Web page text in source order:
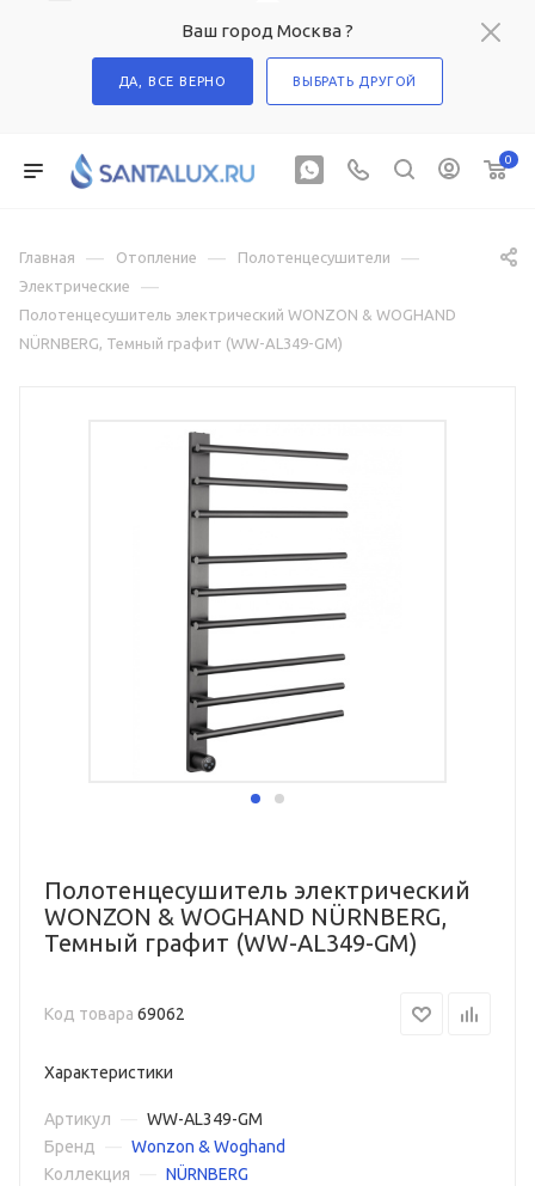
Ваш город Москва ?
ДА, ВСЕ ВЕРНО ВЫБРАТЬ ДРУГОЙ
0
Главная — Отопление — Полотенцесушители —
Электрические —
Полотенцесушитель электрический WONZON & WOGHAND
NÜRNBERG, Темный графит (WW-AL349-GM)
Полотенцесушитель электрический
WONZON & WOGHAND NÜRNBERG,
Темный графит (WW-AL349-GM)
Код товара 69062
Характеристики
Артикул
WW-AL349-GM
Бренд
Wonzon & Woghand
Коллекция
NÜRNBERG